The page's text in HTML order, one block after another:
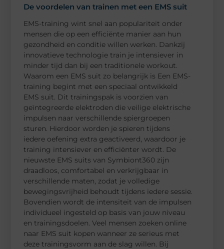
De voordelen van trainen met een EMS suit
EMS-training wint snel aan populariteit onder
mensen die op een efficiënte manier aan hun
gezondheid en conditie willen werken. Dankzij
innovatieve technologie train je intensiever in
minder tijd dan bij een traditionele workout.
Waarom een EMS suit zo belangrijk is Een EMS-
training begint met een speciaal ontwikkeld
EMS suit. Dit trainingspak is voorzien van
geïntegreerde elektroden die veilige elektrische
impulsen naar verschillende spiergroepen
sturen. Hierdoor worden je spieren tijdens
iedere oefening extra geactiveerd, waardoor je
training intensiever en efficiënter wordt. De
nieuwste EMS suits van Symbiont360 zijn
draadloos, comfortabel en verkrijgbaar in
verschillende maten, zodat je volledige
bewegingsvrijheid behoudt tijdens iedere sessie.
Bovendien wordt de intensiteit van de impulsen
individueel ingesteld op basis van jouw niveau
en trainingsdoelen. Veel mensen zoeken online
naar EMS suit kopen wanneer ze serieus met
deze trainingsvorm aan de slag willen. Bij